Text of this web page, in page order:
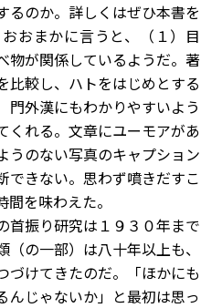
のか。詳しくはぜひ本書を
おまかに言うと、（１）目
物が関係しているようだ。著
比較し、ハトをはじめとする
門外漢にもわかりやすいよう
くれる。文章にユーモアがあ
うのない写真のキャプション
できない。思わず噴きだすこ
を味わえた。
首振り研究は１９３０年まで
の一部）は八十年以上も、
づけてきたのだ。「ほかにも
んじゃないか」と最初は思っ